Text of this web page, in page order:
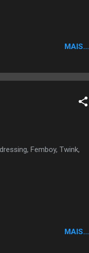
MAIS...
Femboy, Twink,
MAIS...